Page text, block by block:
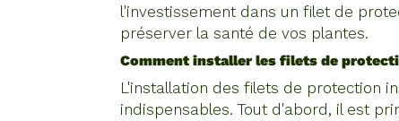
l'investissement dans un filet de
préserver la santé de vos plantes.
Comment installer les filets de
L'installation des filets de protection
indispensables. Tout d'abord, il est